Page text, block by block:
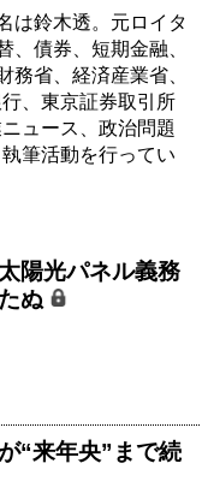
は鈴木透。元ロイタ
、債券、短期金融、
務省、経済産業省、
、東京証券取引所
ュース、政治問題
筆活動を行ってい
陽光パネル義務
ぬ
“来年央”まで続